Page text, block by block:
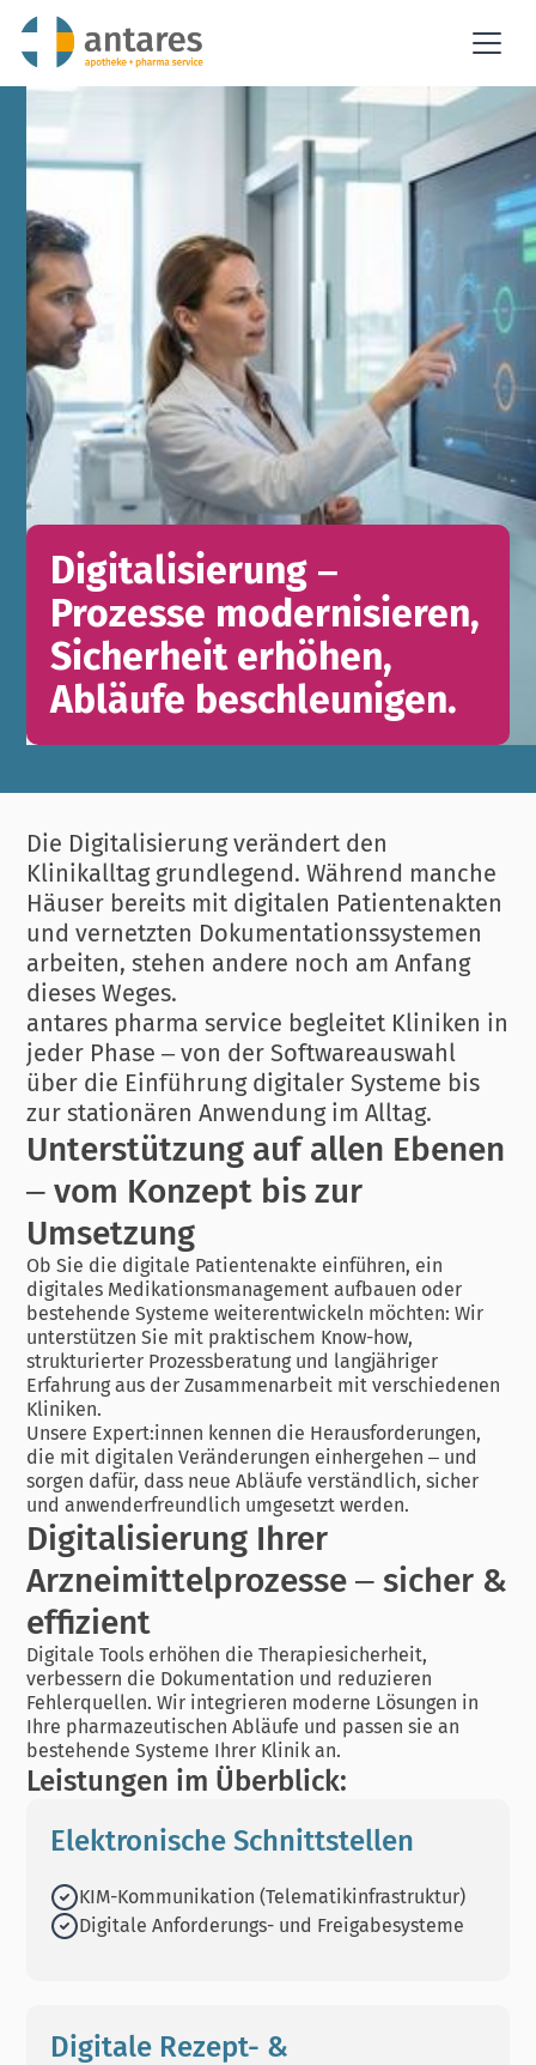
Digitalisierung –
Prozesse modernisieren,
Sicherheit erhöhen,
Abläufe beschleunigen.
Die Digitalisierung verändert den
Klinikalltag grundlegend. Während manche
Häuser bereits mit digitalen Patientenakten
und vernetzten Dokumentationssystemen
arbeiten, stehen andere noch am Anfang
dieses Weges.
antares pharma service begleitet Kliniken in
jeder Phase – von der Softwareauswahl
über die Einführung digitaler Systeme bis
zur stationären Anwendung im Alltag.
Unterstützung auf allen Ebenen
– vom Konzept bis zur
Umsetzung
Ob Sie die digitale Patientenakte einführen, ein
digitales Medikationsmanagement aufbauen oder
bestehende Systeme weiterentwickeln möchten: Wir
unterstützen Sie mit praktischem Know-how,
strukturierter Prozessberatung und langjähriger
Erfahrung aus der Zusammenarbeit mit verschiedenen
Kliniken.
Unsere Expert:innen kennen die Herausforderungen,
die mit digitalen Veränderungen einhergehen – und
sorgen dafür, dass neue Abläufe verständlich, sicher
und anwenderfreundlich umgesetzt werden.
Digitalisierung Ihrer
Arzneimittelprozesse – sicher &
effizient
Digitale Tools erhöhen die Therapiesicherheit,
verbessern die Dokumentation und reduzieren
Fehlerquellen. Wir integrieren moderne Lösungen in
Ihre pharmazeutischen Abläufe und passen sie an
bestehende Systeme Ihrer Klinik an.
Leistungen im Überblick:
Elektronische Schnittstellen
KIM-Kommunikation (Telematikinfrastruktur)
Digitale Anforderungs- und Freigabesysteme
Digitale Rezept- &